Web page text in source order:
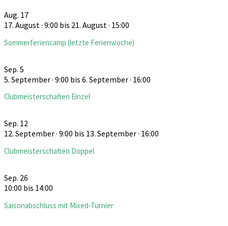
Aug. 17
17. August · 9:00 bis 21. August · 15:00
Sommerferiencamp (letzte Ferienwoche)
Sep. 5
5. September · 9:00 bis 6. September · 16:00
Clubmeisterschaften Einzel
Sep. 12
12. September · 9:00 bis 13. September · 16:00
Clubmeisterschaften Doppel
Sep. 26
10:00 bis 14:00
Saisonabschluss mit Mixed-Turnier